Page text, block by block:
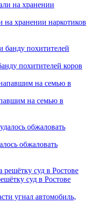
на хранении наркотиков
похитителей коров
на семью в
обжаловать
суд в Ростове